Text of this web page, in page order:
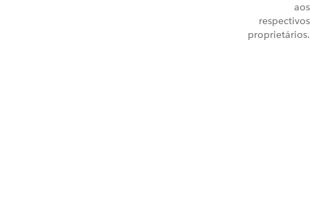
aos
respectivos
proprietários.